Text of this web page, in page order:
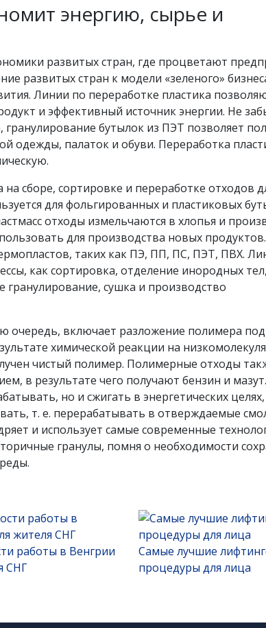
энергию, сырье и
развитых стран, где процветают
развитых стран к модели «зеленого»
Линии по переработке пластика
и эффективный источник энергии. Не
бутылок из ПЭТ позволяет
одежды, палаток и обуви. Переработка
на сборе, сортировке и переработке отходов
для фольгированных и пластиковых
отходы измельчаются в хлопья и
для производства новых продуктов.
таких как ПЭ, ПП, ПС, ПЭТ, ПВХ.
как сортировка, отделение инородных тел,
гранулирование, сушка и производство
очередь, включает разложение полимера под
химической реакции на
чистый полимер. Полимерные отходы
в результате чего получают бензин и мазут.
но и сжигать в энергетических
т. е. перерабатывать в отверждаемые
и использует самые современные
гранулы, помня о необходимости
работы в Венгрии
СНГ
Самые лучшие
процедуры для лица